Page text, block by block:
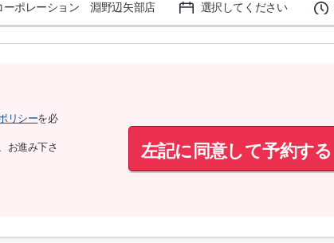
ーポレーション 淵野辺矢部店 選択してください
リシーを必
お進み下さ
左記に同意して予約する